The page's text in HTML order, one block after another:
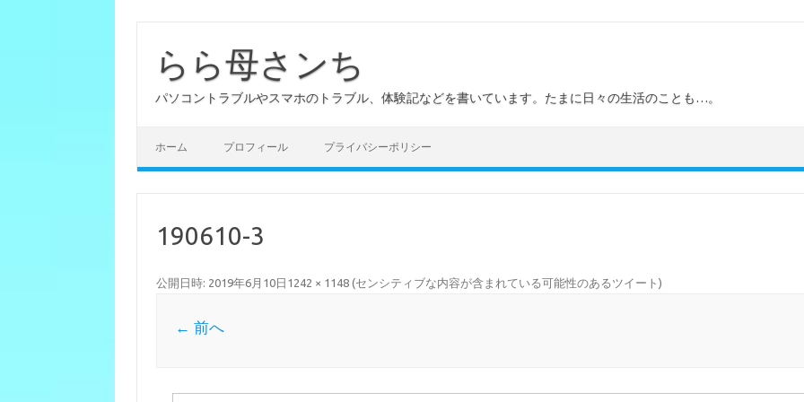
らら母さンち
パソコントラブルやスマホのトラブル、体験記などを書いています。たまに日々の生活のことも…。
ホーム プロフィール プライバシーポリシー
190610-3
公開日時: 2019年6月10日 1242 × 1148(センシティブな内容が含まれている可能性のあるツイート )
← 前へ